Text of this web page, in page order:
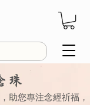
珠
助您專注念經祈福，